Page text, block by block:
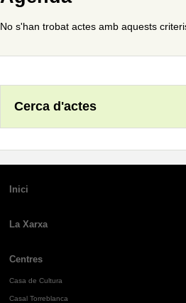
No s'han trobat actes amb aquests
Cerca d'actes
Inici
La Xarxa
Centres
Casa de Cultura
Casal Torreblanca